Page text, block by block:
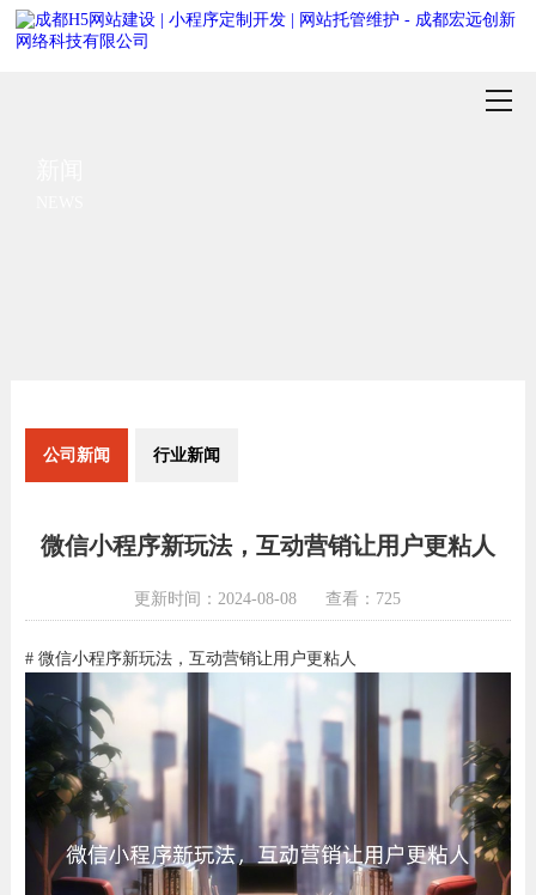
公司新闻 行业新闻
微信小程序新玩法，互动营销让用户更粘人
更新时间：2024-08-08 查看：725
# 微信小程序新玩法，互动营销让用户更粘人